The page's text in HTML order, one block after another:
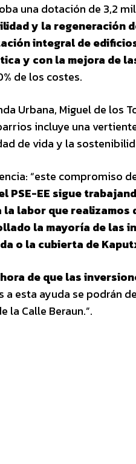
una dotación de 3,2
y la regeneración
integral de
y con la mejora de
de los costes.
Urbana, Miguel de los
incluye una
de vida y la
“este compromiso
PSE-EE sigue
labor que realizamos
la mayoría de las
o la cubierta de
hora de que las
a esta ayuda se podrán
Calle Beraun.”.